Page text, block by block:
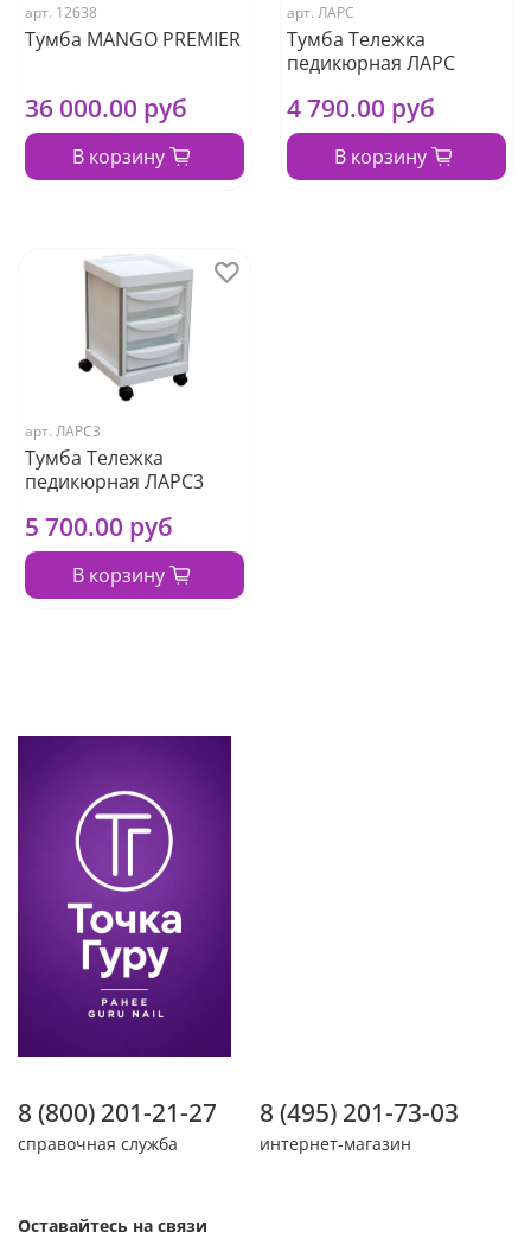
арт. 12638
Тумба MANGO PREMIER
36 000.00 руб
В корзину
арт. ЛАРС
Тумба Тележка
педикюрная ЛАРС
4 790.00 руб
В корзину
арт. ЛАРС3
Тумба Тележка
педикюрная ЛАРС3
5 700.00 руб
В корзину
8 (800) 201-21-27
справочная служба
8 (495) 201-73-03
интернет-магазин
Оставайтесь на связи